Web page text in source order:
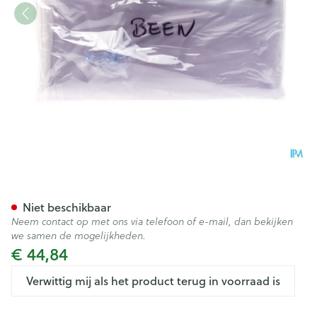
€ 44,84
Verwittig mij als het product terug in voorraad is
Niet beschikbaar
Neem contact op met ons via telefoon of e-mail, dan bekijken
we samen de mogelijkheden.